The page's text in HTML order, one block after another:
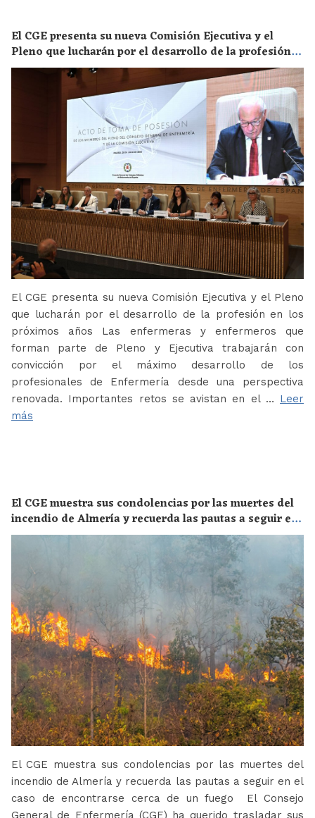
El CGE presenta su nueva Comisión Ejecutiva y el
Pleno que lucharán por el desarrollo de la profesión
en los próximos años
El CGE presenta su nueva Comisión Ejecutiva y el Pleno
que lucharán por el desarrollo de la profesión en los
próximos años Las enfermeras y enfermeros que
forman parte de Pleno y Ejecutiva trabajarán con
convicción por el máximo desarrollo de los
profesionales de Enfermería desde una perspectiva
renovada. Importantes retos se avistan en el … Leer
más
El CGE muestra sus condolencias por las muertes del
incendio de Almería y recuerda las pautas a seguir en
el caso de encontrarse cerca de un fuego
El CGE muestra sus condolencias por las muertes del
incendio de Almería y recuerda las pautas a seguir en el
caso de encontrarse cerca de un fuego El Consejo
General de Enfermería (CGE) ha querido trasladar sus